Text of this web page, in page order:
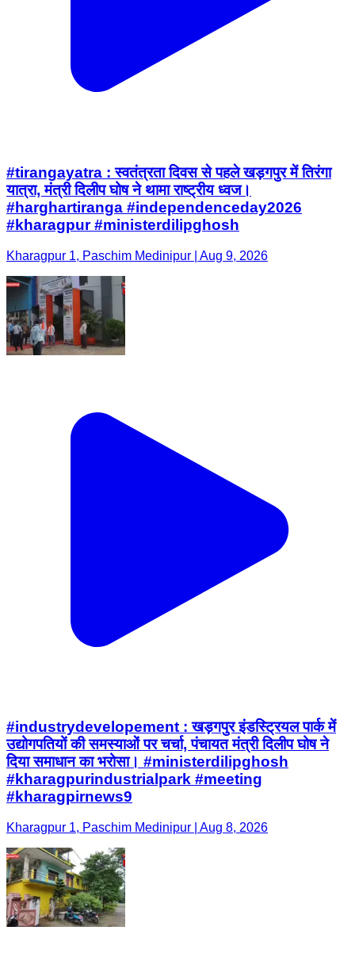
#tirangayatra : स्वतंत्रता दिवस से पहले खड़गपुर में तिरंगा
यात्रा, मंत्री दिलीप घोष ने थामा राष्ट्रीय ध्वज।
#harghartiranga #independenceday2026
#kharagpur #ministerdilipghosh
Kharagpur 1, Paschim Medinipur | Aug 9, 2026
#industrydevelopement : खड़गपुर इंडस्ट्रियल पार्क में
उद्योगपतियों की समस्याओं पर चर्चा, पंचायत मंत्री दिलीप घोष ने
दिया समाधान का भरोसा। #ministerdilipghosh
#kharagpurindustrialpark #meeting
#kharagpirnews9
Kharagpur 1, Paschim Medinipur | Aug 8, 2026